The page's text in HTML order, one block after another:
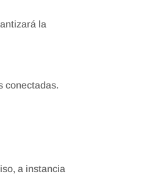
la
conectadas.
a instancia